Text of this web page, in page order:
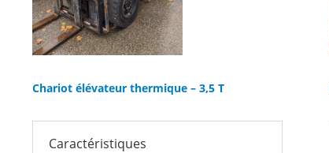
Chariot élévateur thermique – 3,5 T
Caractéristiques